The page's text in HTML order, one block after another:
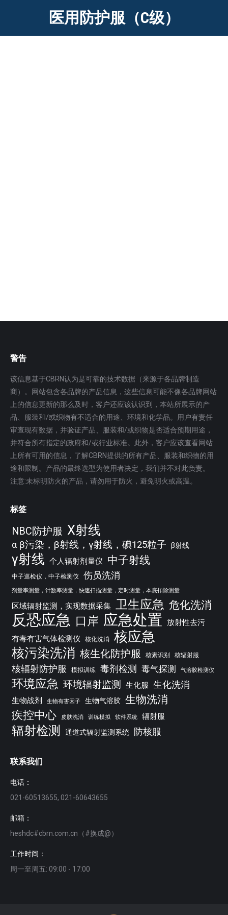
医用防护服（C级）
警告
该信息基于CBRN认为是可靠的技术数据（来源于各品牌制造
商）。网站包含各品牌的产品信息，这些信息可能不像各品牌网站
上的信息更新的那么及时，客户还应该认识到，本站所展示的产
品、服装和/或织物有不适合的用途、环境和化学品。用户有责任
审查现有数据，并验证产品、服装和/或织物是否适合预期用途，
并符合所有指定的政府和/或行业标准。此外，客户应该查看网站
上所有可用的信息，了解CBRN提供的所有产品、服装和织物的用
途和限制。产品的最终选型为使用者决定，我们并不对此负责。
注意:未标明防火的产品，请勿用于防火，避免明火或高温。
标签
NBC防护服 X射线
α β污染，β射线，γ射线，碘125粒子 β射线
γ射线 个人辐射剂量仪 中子射线
中子巡检仪，中子检测仪 伤员洗消
剂量率测量，计数率测量，快速扫描测量，定时测量，本底扣除测量
区域辐射监测，实现数据采集 卫生应急 危化洗消
反恐应急 口岸 应急处置
放射性去污
有毒有害气体检测仪
核化洗消 核应急
核污染洗消 核生化防护服 核素识别 核辐射服
核辐射防护服 模拟训练 毒剂检测 毒气探测 气溶胶检测仪
环境应急 环境辐射监测 生化服 生化洗消
生物战剂 生物有害因子 生物气溶胶 生物洗消
疾控中心
皮肤洗消 训练模拟 软件系统 辐射服
辐射检测 通道式辐射监测系统 防核服
联系我们
电话：
021-60513655, 021-60643655
邮箱：
heshdc#cbrn.com.cn（#换成@）
工作时间：
周一至周五: 09:00 - 17:00